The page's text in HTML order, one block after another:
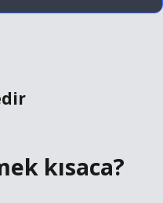
kısaca?